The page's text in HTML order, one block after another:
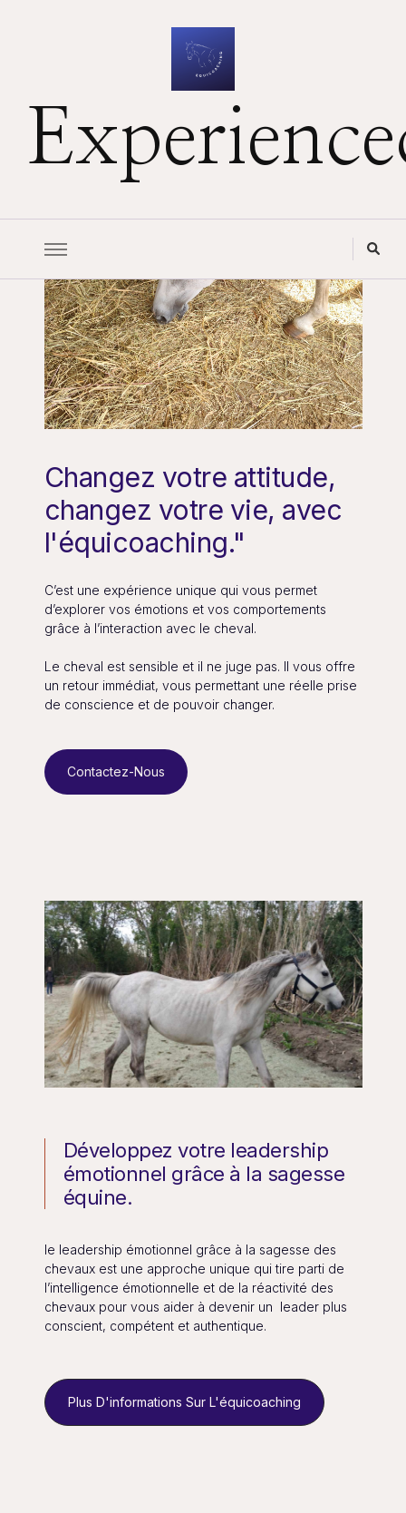
Changez votre attitude,
changez votre vie, avec
l'équicoaching."
C’est une expérience unique qui vous permet
d’explorer vos émotions et vos comportements
grâce à l’interaction avec le cheval.
Le cheval est sensible et il ne juge pas. Il vous offre
un retour immédiat, vous permettant une réelle prise
de conscience et de pouvoir changer.
Contactez-Nous
Développez votre leadership
émotionnel grâce à la sagesse
équine.
le leadership émotionnel grâce à la sagesse des
chevaux est une approche unique qui tire parti de
l’intelligence émotionnelle et de la réactivité des
chevaux pour vous aider à devenir un leader plus
conscient, compétent et authentique.
Plus D'informations Sur L'équicoaching